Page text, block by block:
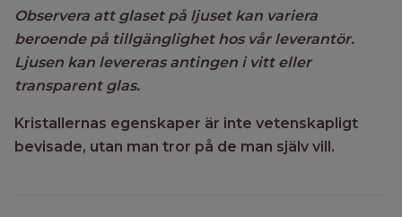
Observera att glaset på ljuset kan variera
beroende på tillgänglighet hos vår leverantör.
Ljusen kan levereras antingen i vitt eller
transparent glas.
Kristallernas egenskaper är inte vetenskapligt
bevisade, utan man tror på de man själv vill.